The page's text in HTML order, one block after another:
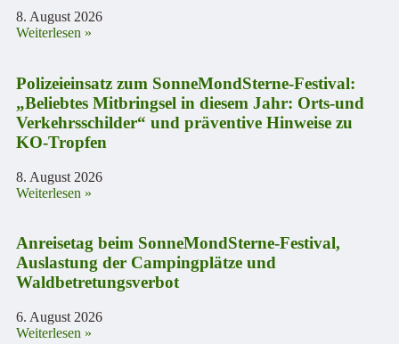
8. August 2026
Weiterlesen »
Polizeieinsatz zum SonneMondSterne-Festival:
„Beliebtes Mitbringsel in diesem Jahr: Orts-und
Verkehrsschilder“ und präventive Hinweise zu
KO-Tropfen
8. August 2026
Weiterlesen »
Anreisetag beim SonneMondSterne-Festival,
Auslastung der Campingplätze und
Waldbetretungsverbot
6. August 2026
Weiterlesen »